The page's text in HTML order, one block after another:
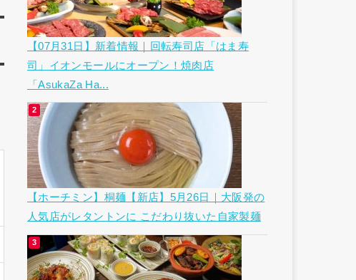
【07月31日】新着情報｜回転寿司店「はま寿
司」イオンモールにオープン！焼肉店
「AsukaZa Ha...
【ホーチミン】桐麺【新店】5月26日｜大阪発の
人気店がレタントンに こだわり抜いた自家製麺